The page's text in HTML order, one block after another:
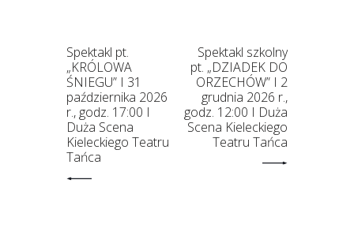
Spektakl pt.
„KRÓLOWA
ŚNIEGU” I 31
października 2026
r., godz. 17:00 I
Duża Scena
Kieleckiego Teatru
Tańca
Spektakl szkolny
pt. „DZIADEK DO
ORZECHÓW” I 2
grudnia 2026 r.,
godz. 12:00 I Duża
Scena Kieleckiego
Teatru Tańca